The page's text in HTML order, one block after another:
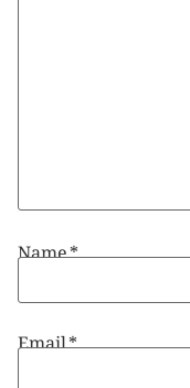
Name*
Email*